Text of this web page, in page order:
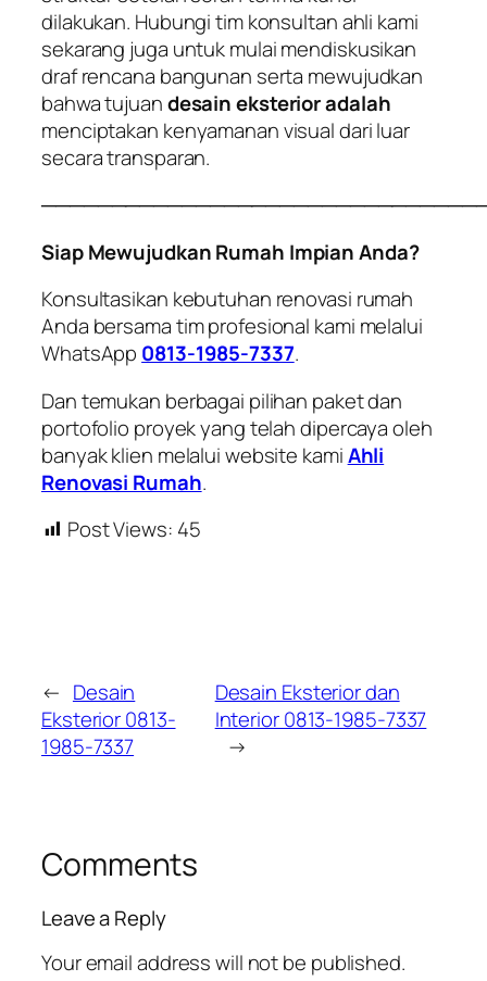
dilakukan. Hubungi tim konsultan ahli kami
sekarang juga untuk mulai mendiskusikan
draf rencana bangunan serta mewujudkan
bahwa tujuandesain eksterior adalah
menciptakan kenyamanan visual dari luar
secara transparan.
Siap Mewujudkan Rumah Impian Anda?
Konsultasikan kebutuhan renovasi rumah
Anda bersama tim profesional kami melalui
WhatsApp 0813-1985-7337.
Dan temukan berbagai pilihan paket dan
portofolio proyek yang telah dipercaya oleh
banyak klien melalui website kamiAhli
Renovasi Rumah.
Post Views: 45
← Desain
Eksterior 0813-
1985-7337
Desain Eksterior dan
Interior 0813-1985-7337
→
Comments
Leave a Reply
Your email address will not be published.